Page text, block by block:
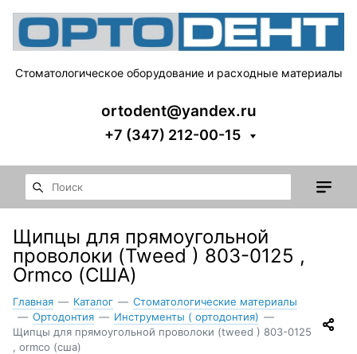
Стоматологическое оборудование и расходные материалы
ortodent@yandex.ru
+7 (347) 212-00-15
Щипцы для прямоугольной
проволоки (Tweed ) 803-0125 ,
Ormco (США)
Главная — Каталог — Стоматологические материалы
— Ортодонтия — Инструменты ( ортодонтия) —
Щипцы для прямоугольной проволоки (tweed ) 803-0125
, ormco (сша)